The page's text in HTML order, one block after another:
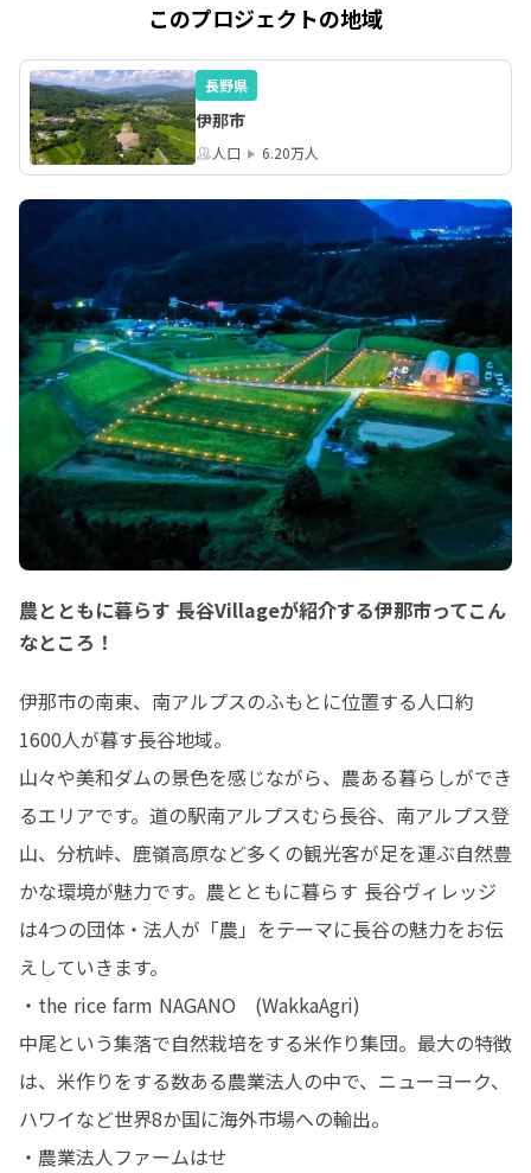
このプロジェクトの地域
長野県
伊那市
人口 6.20万人
農とともに暮らす 長谷Villageが紹介する伊那市ってこん
なところ！
伊那市の南東、南アルプスのふもとに位置する人口約
1600人が暮す長谷地域。
山々や美和ダムの景色を感じながら、農ある暮らしができ
るエリアです。道の駅南アルプスむら長谷、南アルプス登
山、分杭峠、鹿嶺高原など多くの観光客が足を運ぶ自然豊
かな環境が魅力です。農とともに暮らす 長谷ヴィレッジ
は4つの団体・法人が「農」をテーマに長谷の魅力をお伝
えしていきます。
・the rice farm NAGANO　(WakkaAgri)
中尾という集落で自然栽培をする米作り集団。最大の特徴
は、米作りをする数ある農業法人の中で、ニューヨーク、
ハワイなど世界8か国に海外市場への輸出。
・農業法人ファームはせ